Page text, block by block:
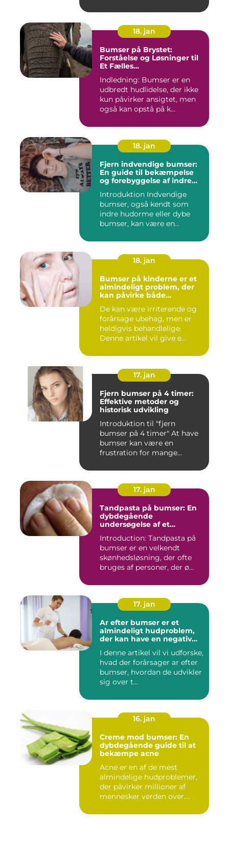
18. jan
Bumser på Brystet:
Forståelse og Løsninger til
Et Fælles
Indledning: Bumser er en
udbredt hudlidelse, der ikke
kun påvirker ansigtet, men
også kan opstå på k...
18. jan
Fjern indvendige bumser:
En guide til bekæmpelse
og forebyggelse af indre
Introduktion Indvendige
bumser, også kendt som
indre hudorme eller dybe
bumser, kan være en
18. jan
Bumser på kinderne er et
almindeligt problem, der
kan påvirke både
De kan være irriterende og
forårsage ubehag, men er
heldigvis behandlelige.
Denne artikel vil give e...
17. jan
Fjern bumser på 4 timer:
Effektive metoder og
historisk udvikling
Introduktion til "fjern
bumser på 4 timer" At have
bumser kan være en
frustration for mange
17. jan
Tandpasta på bumser: En
dybdegående
undersøgelse af et
Introduction: Tandpasta på
bumser er en velkendt
skønhedsløsning, der ofte
bruges af personer, der ø...
17. jan
Ar efter bumser er et
almindeligt hudproblem,
der kan have en negativ
selvtillid og trivsel
I denne artikel vil vi udforske,
hvad der forårsager ar efter
bumser, hvordan de udvikler
sig over t...
16. jan
Creme mod bumser: En
dybdegående guide til at
bekæmpe acne
Acne er en af de mest
almindelige hudproblemer,
der påvirker millioner af
mennesker verden over.